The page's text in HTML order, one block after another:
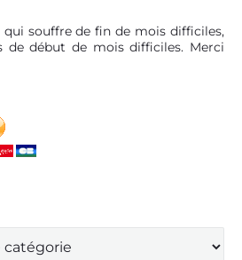
souffre de fin de mois difficiles,
de début de mois difficiles. Merci